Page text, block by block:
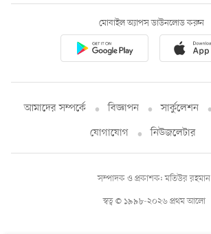
মোবাইল অ্যাপস ডাউনলোড করুন
আমাদের সম্পর্কে বিজ্ঞাপন সার্কুলেশন
যোগাযোগ
নিউজলেটার
স্বত্ব © ১৯৯৮-২০২৬ প্রথম আলো
সম্পাদক ও প্রকাশক: মতিউর রহমান